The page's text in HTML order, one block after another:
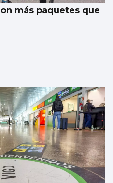
más paquetes que
que no habrá nubes